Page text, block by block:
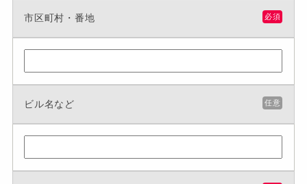
市区町村・番地 必須
ビル名など 任意